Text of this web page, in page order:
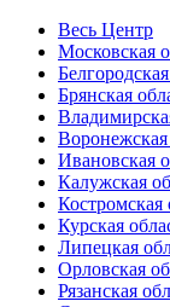
Весь Центр
Московская
Брянская
Воронежская
Ивановская
Калужская
Костромская
Курская
Липецкая
Орловская
Рязанская